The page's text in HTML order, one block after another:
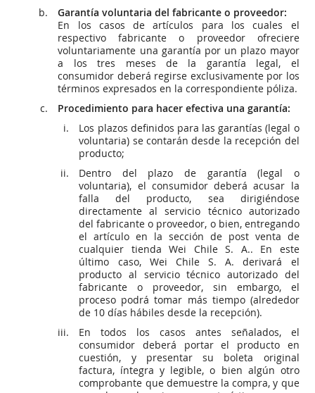
Garantía voluntaria del fabricante o proveedor:
En los casos de artículos para los cuales el
respectivo fabricante o proveedor ofreciere
voluntariamente una garantía por un plazo mayor
a los tres meses de la garantía legal, el
consumidor deberá regirse exclusivamente por los
términos expresados en la correspondiente póliza.
Procedimiento para hacer efectiva una garantía:
Los plazos definidos para las garantías (legal o
voluntaria) se contarán desde la recepción del
producto;
Dentro del plazo de garantía (legal o
voluntaria), el consumidor deberá acusar la
falla del producto, sea dirigiéndose
directamente al servicio técnico autorizado
del fabricante o proveedor, o bien, entregando
el artículo en la sección de post venta de
cualquier tienda Wei Chile S. A.. En este
último caso, Wei Chile S. A. derivará el
producto al servicio técnico autorizado del
fabricante o proveedor, sin embargo, el
proceso podrá tomar más tiempo (alrededor
de 10 días hábiles desde la recepción).
En todos los casos antes señalados, el
consumidor deberá portar el producto en
cuestión, y presentar su boleta original
factura, íntegra y legible, o bien algún otro
comprobante que demuestre la compra, y que